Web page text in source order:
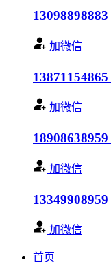
13098898883
加微信
13871154865
加微信
18908638959
加微信
13349908959
加微信
首页